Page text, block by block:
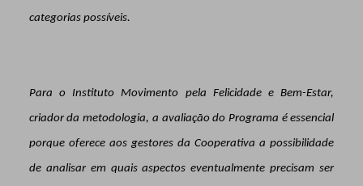
categorias possíveis.
Para o Instituto Movimento pela Felicidade e Bem-Estar,
criador da metodologia, a avaliação do Programa é essencial
porque oferece aos gestores da Cooperativa a possibilidade
de analisar em quais aspectos eventualmente precisam ser